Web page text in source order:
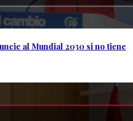
al Mundial 2030 si no tiene